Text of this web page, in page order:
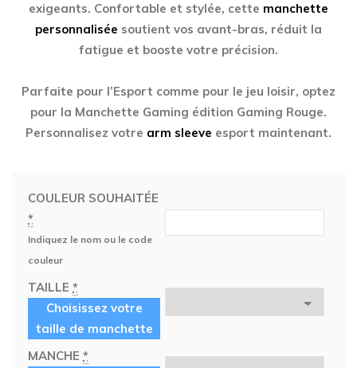
exigeants. Confortable et stylée, cette manchette
personnalisée soutient vos avant-bras, réduit la
fatigue et booste votre précision.
Parfaite pour l’Esport comme pour le jeu loisir, optez
pour la Manchette Gaming édition Gaming Rouge.
Personnalisez votre arm sleeve esport maintenant.
COULEUR SOUHAITÉE
*
Indiquez le nom ou le code
couleur
TAILLE *
Choisissez votre
taille de manchette
MANCHE *